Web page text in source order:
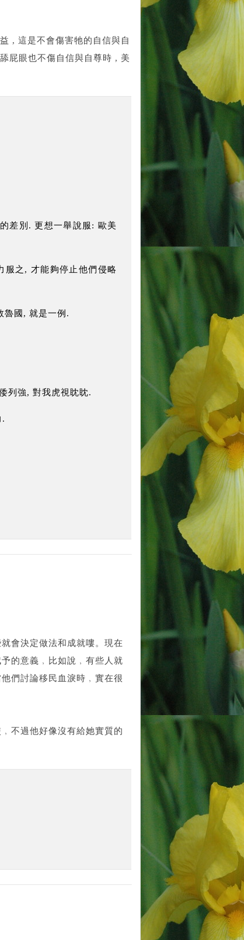
, 這是不會傷害牠的自信與自
屁眼也不傷自信與自尊時 , 美
差別. 更想一舉說服: 歐美
服之, 才能夠停止他們侵略
魯國, 就是一例.
列強, 對我虎視眈眈.
.
會決定做法和成就嘍。現在
的意義﹐比如說﹐有些人就
們討論移民血淚時﹐實在很
不過他好像沒有給她實質的